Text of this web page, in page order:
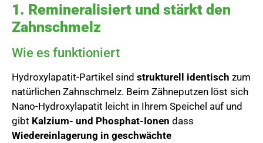
1. Remineralisiert und stärkt den
Zahnschmelz
Wie es funktioniert
Hydroxylapatit-Partikel sind strukturell identisch zum
natürlichen Zahnschmelz. Beim Zähneputzen löst sich
Nano-Hydroxylapatit leicht in Ihrem Speichel auf und
gibt Kalzium- und Phosphat-Ionen dass
Wiedereinlagerung in geschwächte